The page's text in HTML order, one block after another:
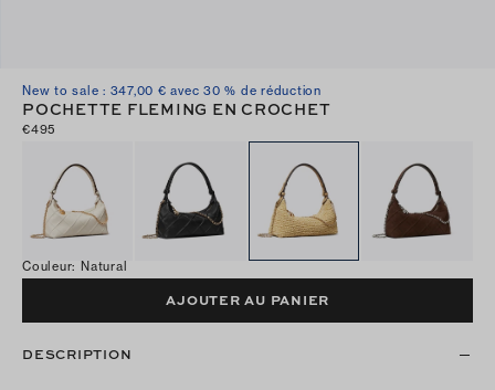
New to sale : 347,00 € avec 30 % de réduction
POCHETTE FLEMING EN CROCHET
€495
Couleur: Natural
AJOUTER AU PANIER
DESCRIPTION